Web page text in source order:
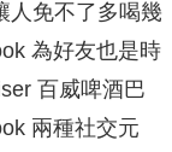
人免不了多喝幾
為好友也是時
百威啤酒巴
兩種社交元